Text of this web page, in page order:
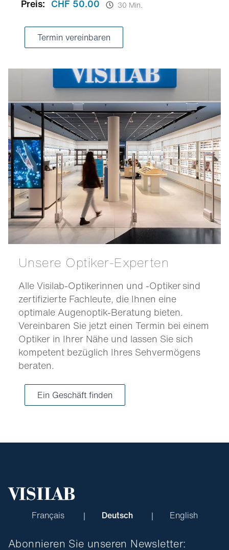
Preis: CHF 50.00 30 Min.
Termin vereinbaren
Unsere Optiker-Experten
Alle Visilab-Optikerinnen und -Optiker sind
zertifizierte Fachleute, die Ihnen eine
optimale Augenoptik-Beratung bieten.
Vereinbaren Sie jetzt einen Termin bei einem
Optiker in Ihrer Nähe und lassen Sie sich
kompetent bezüglich Ihres Sehvermögens
beraten.
Ein Geschäft finden
Français Deutsch English
Abonnieren Sie unseren Newsletter: